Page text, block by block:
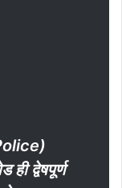
ही द्वेषपूर्ण